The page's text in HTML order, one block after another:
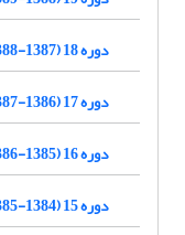
دوره 18 (1387-1388)
دوره 17 (1386-1387)
دوره 16 (1385-1386)
دوره 15 (1384-1385)